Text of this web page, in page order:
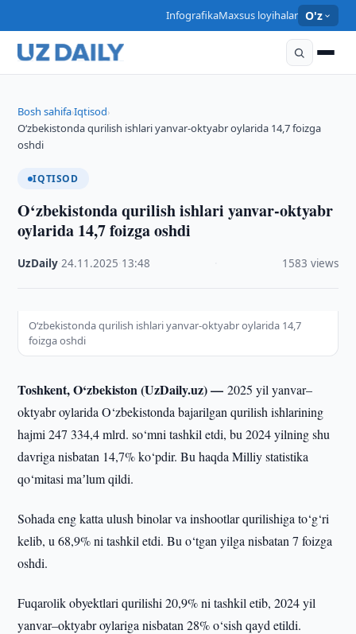
InfografikaMaxsus loyihalar O'z
Bosh sahifa›Iqtisod›
O‘zbekistonda qurilish ishlari yanvar-oktyabr oylarida 14,7 foizga
oshdi
IQTISOD
O‘zbekistonda qurilish ishlari yanvar-oktyabr
oylarida 14,7 foizga oshdi
UzDaily ·24.11.2025 13:48 1583 views
O‘zbekistonda qurilish ishlari yanvar-oktyabr oylarida 14,7
foizga oshdi
Toshkent, O‘zbekiston (UzDaily.uz) —2025 yil yanvar–
oktyabr oylarida O‘zbekistonda bajarilgan qurilish ishlarining
hajmi 247 334,4 mlrd. so‘mni tashkil etdi, bu 2024 yilning shu
davriga nisbatan 14,7% ko‘pdir. Bu haqda Milliy statistika
qo‘mitasi maʼlum qildi.
Sohada eng katta ulush binolar va inshootlar qurilishiga to‘g‘ri
kelib, u 68,9% ni tashkil etdi. Bu o‘tgan yilga nisbatan 7 foizga
oshdi.
Fuqarolik obyektlari qurilishi 20,9% ni tashkil etib, 2024 yil
yanvar–oktyabr oylariga nisbatan 28% o‘sish qayd etildi.